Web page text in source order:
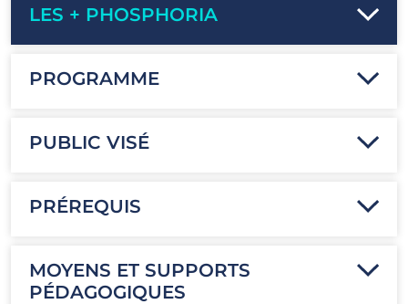
LES + PHOSPHORIA
PROGRAMME
PUBLIC VISÉ
PRÉREQUIS
MOYENS ET SUPPORTS
PÉDAGOGIQUES